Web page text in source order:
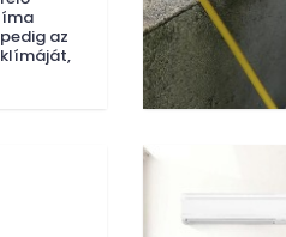
az
klímáját,